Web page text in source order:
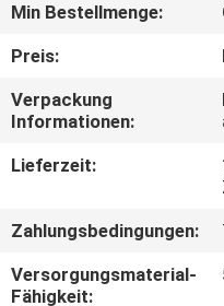
KONTAKT
UNS
Min Bestellmenge:
Preis:
Verpackung
Informationen:
Lieferzeit:
Zahlungsbedingungen:
Versorgungsmaterial-
Fähigkeit: